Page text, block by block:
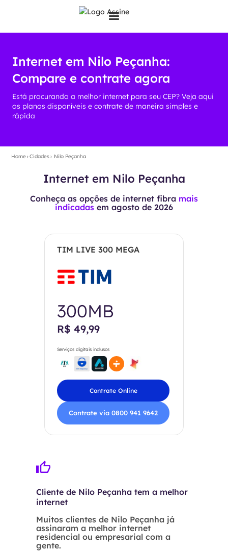
Internet em Nilo Peçanha:
Compare e contrate agora
Está procurando a melhor internet para seu CEP? Veja aqui
os planos disponíveis e contrate de maneira simples e
rápida
Home›Cidades› Nilo Peçanha
Internet em Nilo Peçanha
Conheça as opções de internet fibra mais
indicadas em agosto de 2026
TIM LIVE 300 MEGA
300MB
R$ 49,99
Serviços digitais inclusos
Contrate Online
Contrate via 0800 941 9642
Cliente de Nilo Peçanha tem a melhor
internet
Muitos clientes de Nilo Peçanha já
assinaram a melhor internet
residencial ou empresarial com a
gente.